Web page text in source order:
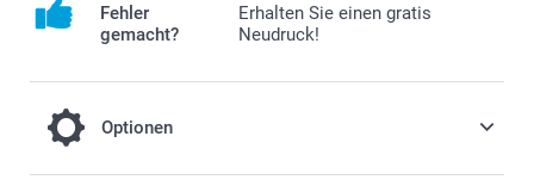
Fehler
gemacht?
Erhalten Sie einen gratis
Neudruck!
Optionen